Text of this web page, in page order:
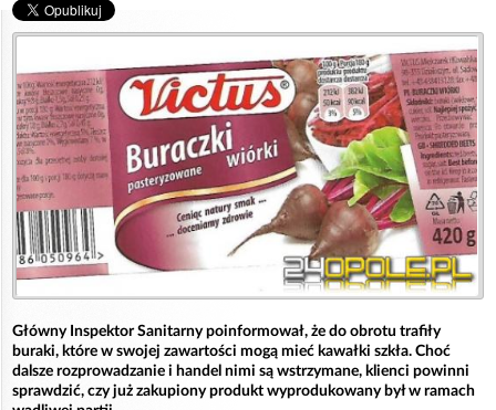
Główny Inspektor Sanitarny poinformował, że do obrotu trafiły
buraki, które w swojej zawartości mogą mieć kawałki szkła. Choć
dalsze rozprowadzanie i handel nimi są wstrzymane, klienci powinni
sprawdzić, czy już zakupiony produkt wyprodukowany był w ramach